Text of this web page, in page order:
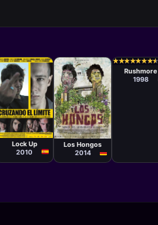
Película
Xavi Giménez
Lock Up
2010
Película
Oscar Ruiz
Navia
Los Hongos
2014
★
★★
★★
★★
★★
★★
★★
★
Wes
Rushmore
1998